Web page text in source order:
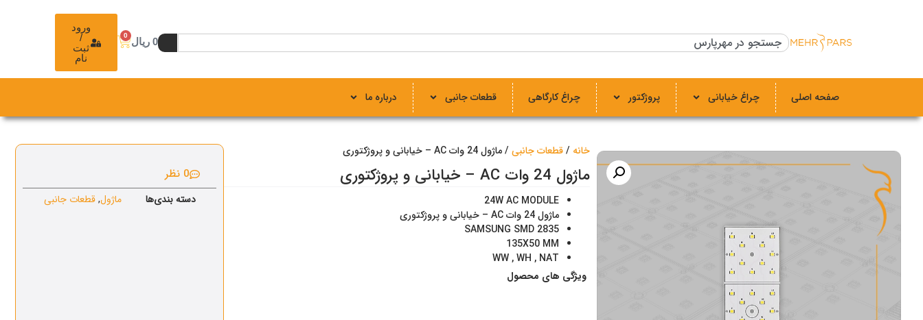
0 ریال
0
ورود
/
ثبت
نام
صفحه اصلی چراغ خیابانی پروژکتور چراغ کارگاهی قطعات جانبی درباره ما
خانه /قطعات جانبی/ ماژول 24 وات AC – خیابانی و پروژکتوری
ماژول 24 وات AC – خیابانی و پروژکتوری
24W AC MODULE
ماژول 24 وات AC – خیابانی و پروژکتوری
2835 SAMSUNG SMD
135X50 MM
WW , WH , NAT
ویژگی‌ های محصول
0 نظر
دسته بندی‌ها ماژول,قطعات جانبی